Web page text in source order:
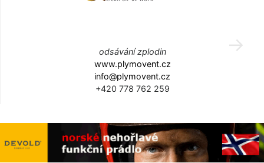
odsávání zplodin
www.plymovent.cz
info@plymovent.cz
+420 778 762 259